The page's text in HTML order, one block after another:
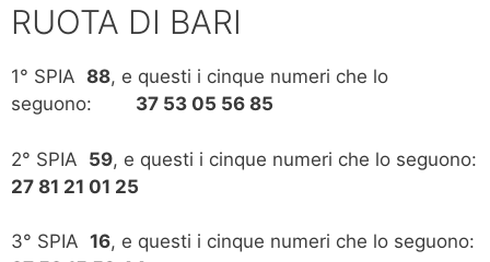
RUOTA DI BARI
1° SPIA 88, e questi i cinque numeri che lo
seguono: 37 53 05 56 85
2° SPIA 59, e questi i cinque numeri che lo seguono:
27 81 21 01 25
3° SPIA 16, e questi i cinque numeri che lo seguono: